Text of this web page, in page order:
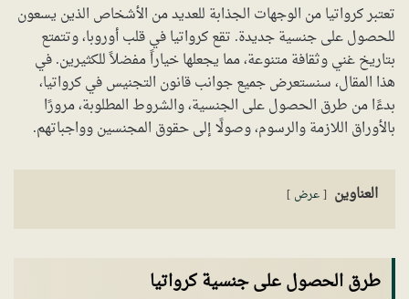
تعتبر كرواتيا من الوجهات الجذابة للعديد من الأشخاص الذين يسعون
للحصول على جنسية جديدة. تقع كرواتيا في قلب أوروبا، وتتمتع
بتاريخ غني وثقافة متنوعة، مما يجعلها خياراً مفضلاً للكثيرين. في
هذا المقال، سنستعرض جميع جوانب قانون التجنيس في كرواتيا،
بدءًا من طرق الحصول على الجنسية، والشروط المطلوبة، مرورًا
بالأوراق اللازمة والرسوم، وصولًا إلى حقوق المجنسين وواجباتهم.
العناوين عرض
طرق الحصول على جنسية كرواتيا